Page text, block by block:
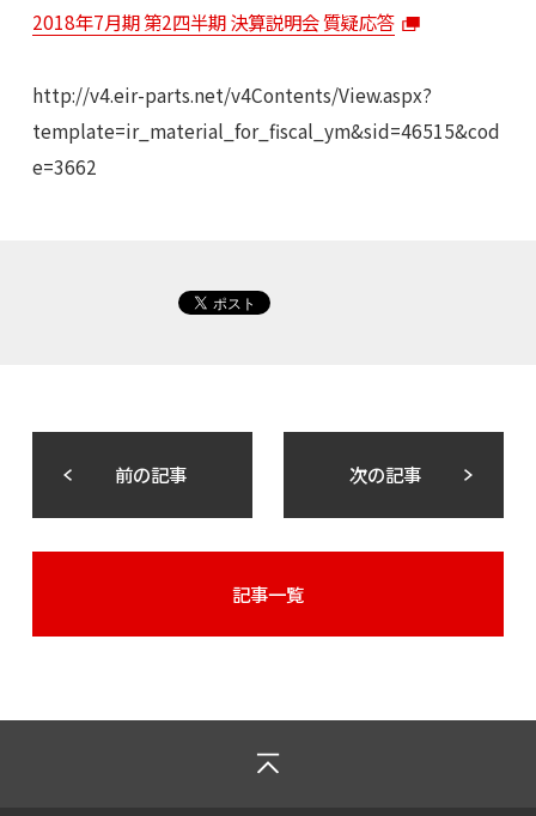
2018年7月期 第2四半期 決算説明会 質疑応答
http://v4.eir-parts.net/v4Contents/View.aspx?
template=ir_material_for_fiscal_ym&sid=46515&cod
e=3662
前の記事 次の記事
記事一覧